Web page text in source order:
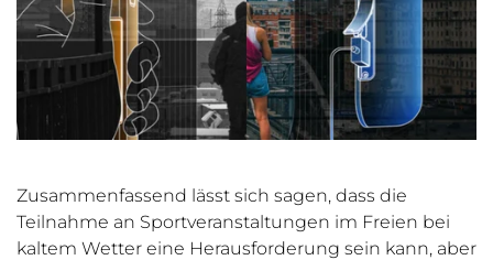
Zusammenfassend lässt sich sagen, dass die
Teilnahme an Sportveranstaltungen im Freien bei
kaltem Wetter eine Herausforderung sein kann, aber